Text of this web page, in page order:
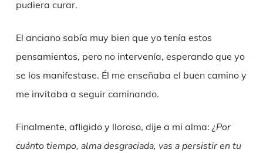
pudiera curar.
El anciano sabía muy bien que yo tenía estos
pensamientos, pero no intervenía, esperando que yo
se los manifestase. Él me enseñaba el buen camino y
me invitaba a seguir caminando.
Finalmente, afligido y lloroso, dije a mi alma: ¿Por
cuánto tiempo, alma desgraciada, vas a persistir en tu